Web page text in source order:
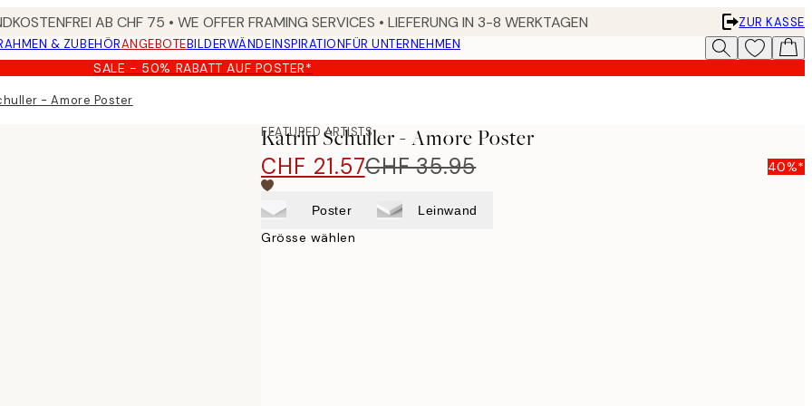
AB CHF 75 • WE OFFER FRAMING SERVICES • LIEFERUNG IN 3-8 WERKTAGEN
ZUR KASSE
& ZUBEHÖRANGEBOTEBILDERWÄNDEINSPIRATIONFÜR UNTERNEHMEN
SALE - 50% RABATT AUF POSTER*
- Amore Poster
FEATURED ARTISTS
Katrin Schuller - Amore Poster
CHF 21.57CHF 35.95 40%*
Poster Leinwand
Grösse wählen